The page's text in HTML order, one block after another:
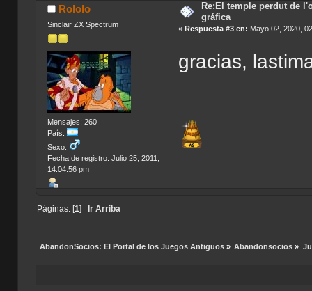
Rololo
Sinclair ZX Spectrum
Mensajes: 260
País:
Sexo:
Fecha de registro: Julio 25, 2011,
14:04:56 pm
Re:El temple perdut de
gráfica
« Respuesta #3 en: Mayo 02, 2020,
gracias,
Páginas: [1] Ir Arriba
AbandonSocios: El Portal de los Juegos Antiguos» Abandonsocios »